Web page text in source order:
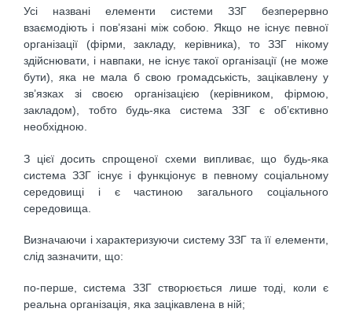
Усі названі елементи системи ЗЗГ безперервно
взаємодіють і пов’язані між собою. Якщо не існує певної
організації (фірми, закладу, керівника), то ЗЗГ нікому
здійснювати, і навпаки, не існує такої організації (не може
бути), яка не мала б свою громадськість, зацікавлену у
зв’язках зі своєю організацією (керівником, фірмою,
закладом), тобто будь-яка система ЗЗГ є об’єктивно
необхідною.
З цієї досить спрощеної схеми випливає, що будь-яка
система ЗЗГ існує і функціонує в певному соціальному
середовищі і є час­тиною загального соціального
середовища.
Визначаючи і характеризуючи систему ЗЗГ та її елементи,
слід зазначити, що:
по-перше, система ЗЗГ створюється лише тоді, коли є
реальна організація, яка зацікавлена в ній;